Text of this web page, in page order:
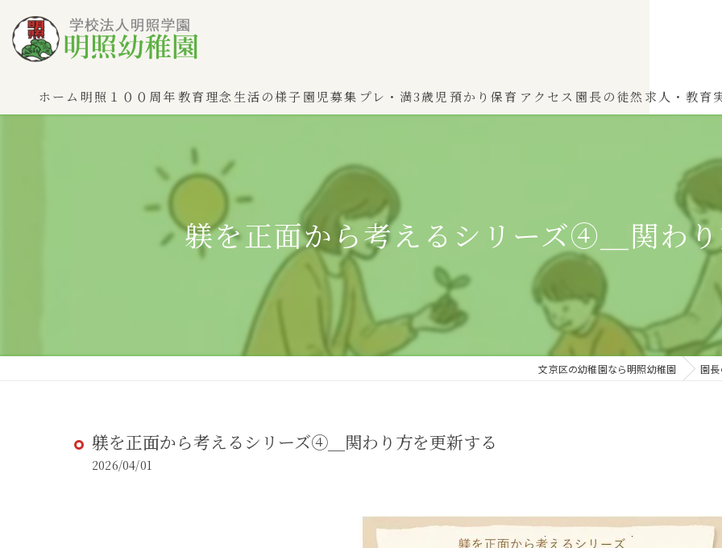
ホーム 明照１００周年教育理念生活の様子 園児募集 プレ・満3歳児
ひよこぐみ（1〜2歳児）
ふたばぐみ(満3歳児)
預かり保育 アクセス 園長の徒然 求人・教育
躾を正面から考えるシリーズ④＿関わ
文京区の幼稚園なら明照幼稚園 園
躾を正面から考えるシリーズ④＿関わり方を更新する
2026/04/01